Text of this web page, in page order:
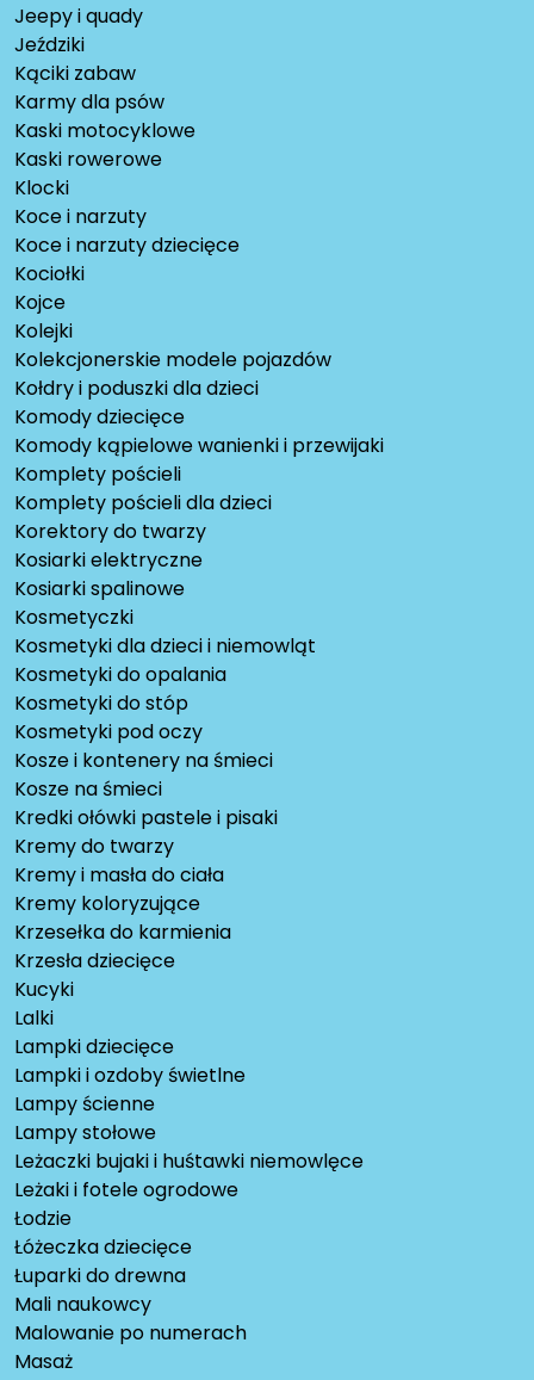
Jeepy i quady
Jeździki
Kąciki zabaw
Karmy dla psów
Kaski motocyklowe
Kaski rowerowe
Klocki
Koce i narzuty
Koce i narzuty dziecięce
Kociołki
Kojce
Kolejki
Kolekcjonerskie modele pojazdów
Kołdry i poduszki dla dzieci
Komody dziecięce
Komody kąpielowe wanienki i przewijaki
Komplety pościeli
Komplety pościeli dla dzieci
Korektory do twarzy
Kosiarki elektryczne
Kosiarki spalinowe
Kosmetyczki
Kosmetyki dla dzieci i niemowląt
Kosmetyki do opalania
Kosmetyki do stóp
Kosmetyki pod oczy
Kosze i kontenery na śmieci
Kosze na śmieci
Kredki ołówki pastele i pisaki
Kremy do twarzy
Kremy i masła do ciała
Kremy koloryzujące
Krzesełka do karmienia
Krzesła dziecięce
Kucyki
Lalki
Lampki dziecięce
Lampki i ozdoby świetlne
Lampy ścienne
Lampy stołowe
Leżaczki bujaki i huśtawki niemowlęce
Leżaki i fotele ogrodowe
Łodzie
Łóżeczka dziecięce
Łuparki do drewna
Mali naukowcy
Malowanie po numerach
Masaż